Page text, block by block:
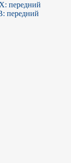
передний
передний